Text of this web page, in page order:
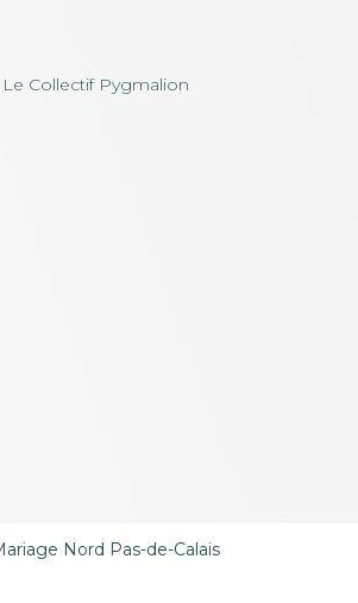
Collectif Pygmalion
Nord Pas-de-Calais